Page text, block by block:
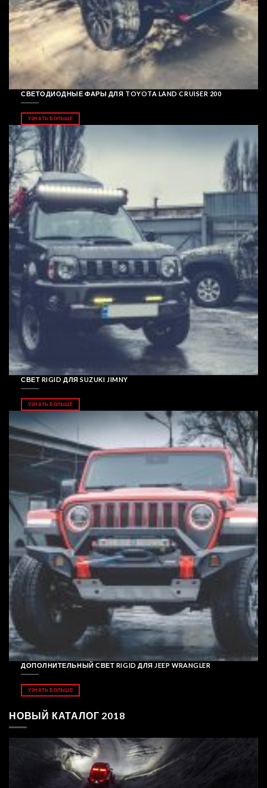
СВЕТОДИОДНЫЕ ФАРЫ ДЛЯ TOYOTA LAND CRUISER 200
УЗНАТЬ БОЛЬШЕ
СВЕТ RIGID ДЛЯ SUZUKI JIMNY
УЗНАТЬ БОЛЬШЕ
ДОПОЛНИТЕЛЬНЫЙ СВЕТ RIGID ДЛЯ JEEP WRANGLER
УЗНАТЬ БОЛЬШЕ
НОВЫЙ КАТАЛОГ 2018